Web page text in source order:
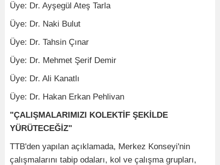
Üye: Dr. Ayşegül Ateş Tarla
Üye: Dr. Naki Bulut
Üye: Dr. Tahsin Çınar
Üye: Dr. Mehmet Şerif Demir
Üye: Dr. Ali Kanatlı
Üye: Dr. Hakan Erkan Pehlivan
"ÇALIŞMALARIMIZI KOLEKTİF ŞEKİLDE
YÜRÜTECEĞİZ"
TTB'den yapılan açıklamada, Merkez Konseyi'nin
çalışmalarını tabip odaları, kol ve çalışma grupları,